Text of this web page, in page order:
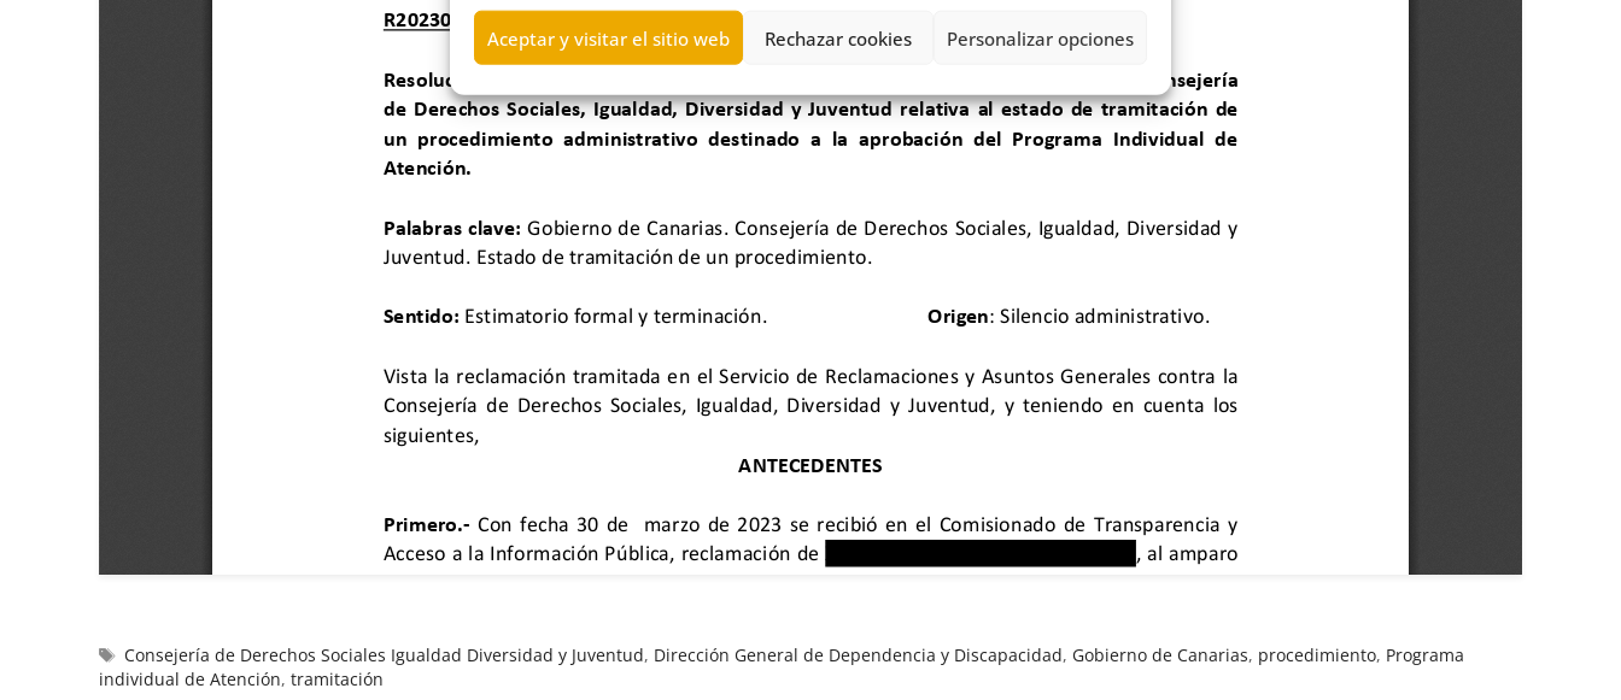
Aceptar y visitar el sitio web Rechazar cookies Personalizar opciones
Consejería de Derechos Sociales Igualdad Diversidad y Juventud, Dirección General de Dependencia y Discapacidad, Gobierno de Canarias, procedimiento, Programa
individual de Atención, tramitación